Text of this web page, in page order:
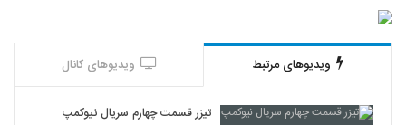
ویدیوهای مرتبط ویدیوهای کانال
تیزر قسمت چهارم سریال نیوکمپ